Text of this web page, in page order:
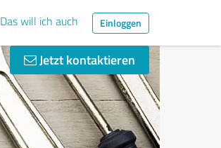
Das will ich auch Einloggen
Jetzt kontaktieren